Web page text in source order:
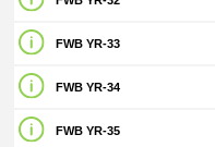
FWB YR-33
FWB YR-34
FWB YR-35